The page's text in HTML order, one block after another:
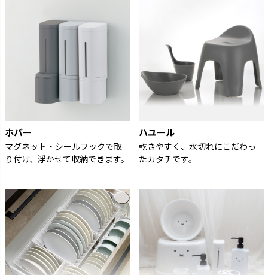
ホバー
マグネット・シールフックで取
り付け、浮かせて収納できます。
ハユール
乾きやすく、水切れにこだわっ
たカタチです。